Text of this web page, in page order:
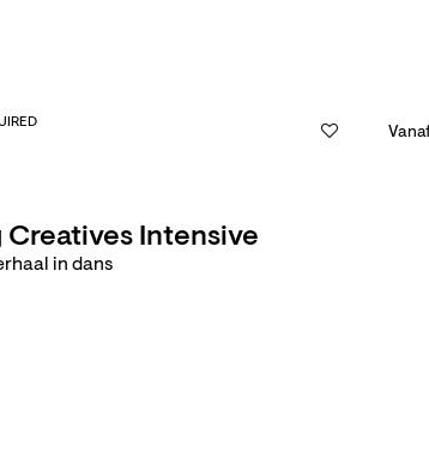
Creatives Intensive
in dans